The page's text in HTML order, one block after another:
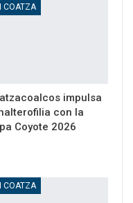
COATZA
impulsa
con la
Coyote 2026
COATZA